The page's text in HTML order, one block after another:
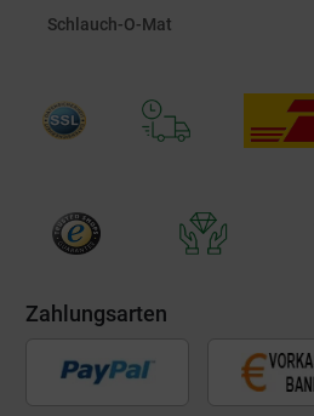
Schlauch-O-Mat
Zahlungsarten